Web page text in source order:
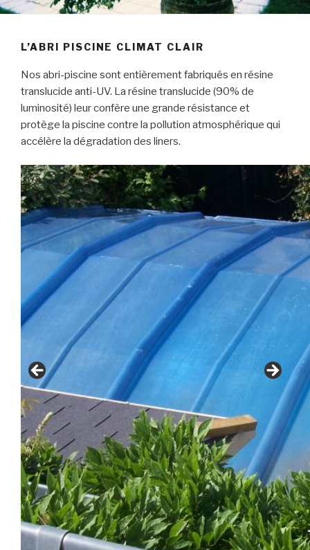
L’ABRI PISCINE CLIMAT CLAIR
Nos abri-piscine sont entièrement fabriqués en résine
translucide anti-UV. La résine translucide (90% de
luminosité) leur confère une grande résistance et
protège la piscine contre la pollution atmosphérique qui
accélère la dégradation des liners.